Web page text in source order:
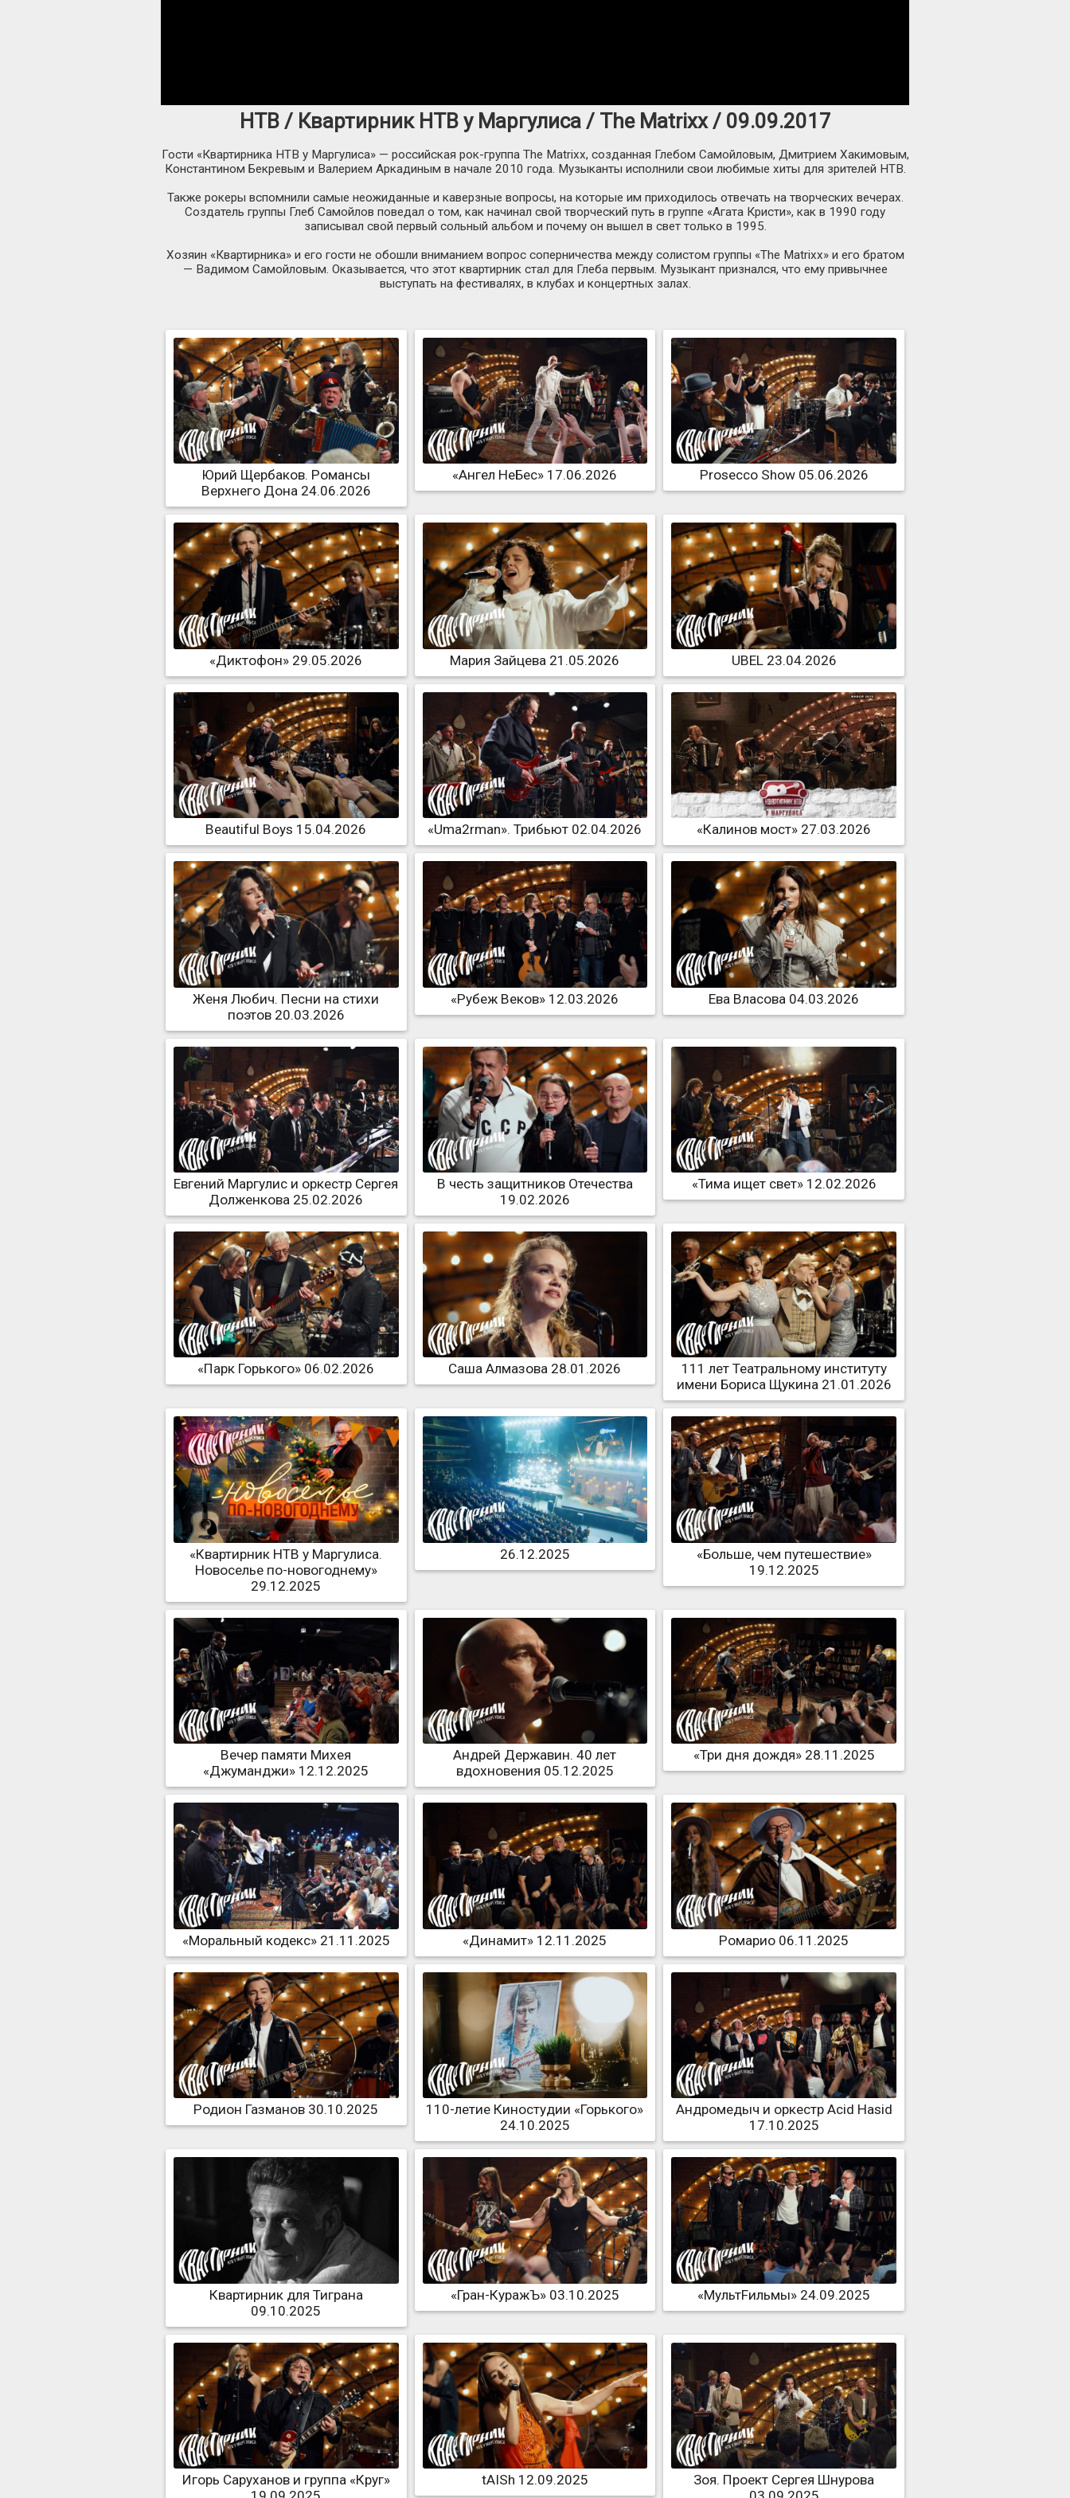
НТВ / Квартирник НТВ у Маргулиса / The Matrixx / 09.09.2017
Гости «Квартирника НТВ у Маргулиса» — российская рок-группаThe Matrixx, созданная Глебом Самойловым, Дмитрием Хакимовым,
Константином Бекревым и Валерием Аркадиным в начале 2010 года. Музыканты исполнили свои любимые хиты для зрителей НТВ.
Также рокеры вспомнили самые неожиданные и каверзные вопросы, на которые им приходилось отвечать на творческих вечерах.
Создатель группы Глеб Самойлов поведал о том, как начинал свой творческий путь в группе «Агата Кристи», как в 1990 году
записывал свой первый сольный альбом и почему он вышел в свет только в 1995.
Хозяин «Квартирника» и его гости не обошли вниманием вопрос соперничества между солистом группы «The Matrixx» и его братом
— Вадимом Самойловым. Оказывается, что этот квартирник стал для Глеба первым. Музыкант признался, что ему привычнее
выступать на фестивалях, в клубах и концертных залах.
Юрий Щербаков. Романсы
Верхнего Дона 24.06.2026
«Ангел НеБес» 17.06.2026 Prosecco Show 05.06.2026
«Диктофон» 29.05.2026 Мария Зайцева 21.05.2026 UBEL 23.04.2026
Beautiful Boys 15.04.2026 «Uma2rman». Трибьют 02.04.2026 «Калинов мост» 27.03.2026
Женя Любич. Песни на стихи
поэтов 20.03.2026
«Рубеж Веков» 12.03.2026 Ева Власова 04.03.2026
Евгений Маргулис и оркестр Сергея
Долженкова 25.02.2026
В честь защитников Отечества
19.02.2026
«Тима ищет свет» 12.02.2026
«Парк Горького» 06.02.2026 Саша Алмазова 28.01.2026
111 лет Театральному институту
имени Бориса Щукина 21.01.2026
«Квартирник НТВ у Маргулиса.
Новоселье по-новогоднему»
29.12.2025
26.12.2025
«Больше, чем путешествие»
19.12.2025
Вечер памяти Михея
«Джуманджи» 12.12.2025
Андрей Державин. 40 лет
вдохновения 05.12.2025
«Три дня дождя» 28.11.2025
«Моральный кодекс» 21.11.2025 «Динамит» 12.11.2025 Ромарио 06.11.2025
Родион Газманов 30.10.2025
110-летие Киностудии «Горького»
24.10.2025
Андромедыч и оркестр Acid Hasid
17.10.2025
Квартирник для Тиграна
09.10.2025
«Гран-КуражЪ» 03.10.2025 «МультFильмы» 24.09.2025
Игорь Саруханов и группа «Круг»
tAISh 12.09.2025
Зоя. Проект Сергея Шнурова